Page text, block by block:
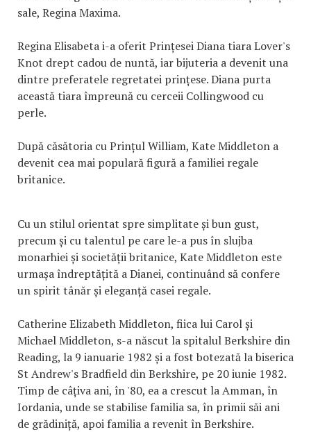
sale, Regina Maxima.
Regina Elisabeta i-a oferit Prințesei Diana tiara Lover's
Knot drept cadou de nuntă, iar bijuteria a devenit una
dintre preferatele regretatei prințese. Diana purta
această tiara împreună cu cerceii Collingwood cu
perle.
După căsătoria cu Prințul William, Kate Middleton a
devenit cea mai populară figură a familiei regale
britanice.
Cu un stilul orientat spre simplitate și bun gust,
precum și cu talentul pe care le-a pus în slujba
monarhiei și societății britanice, Kate Middleton este
urmașa îndreptățită a Dianei, continuând să confere
un spirit tânăr și eleganță casei regale.
Catherine Elizabeth Middleton, fiica lui Carol și
Michael Middleton, s-a născut la spitalul Berkshire din
Reading, la 9 ianuarie 1982 și a fost botezată la biserica
St Andrew's Bradfield din Berkshire, pe 20 iunie 1982.
Timp de câțiva ani, în '80, ea a crescut la Amman, în
Iordania, unde se stabilise familia sa, în primii săi ani
de grădiniță, apoi familia a revenit în Berkshire.